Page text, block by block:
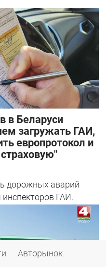
в Беларуси
загружать ГАИ,
европротокол и
дорожных аварий
ГАИ.
Авторынок